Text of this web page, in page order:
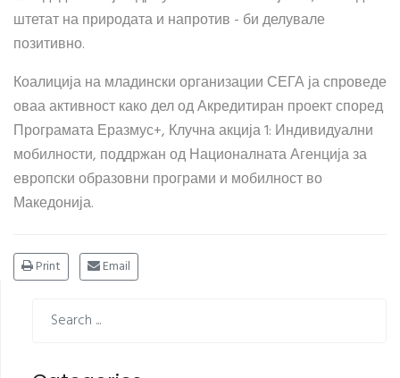
штетат на природата и напротив - би делувале
позитивно.
Коалиција на младински организации СЕГА ја спроведе
оваа активност како дел од Акредитиран проект според
Програмата Еразмус+, Клучна акција 1: Индивидуални
мобилности, поддржан од Националната Агенција за
европски образовни програми и мобилност во
Македонија.
Print Email